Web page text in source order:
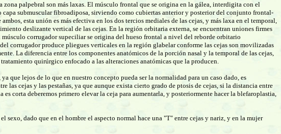
palpebral son más laxas. El músculo frontal que se origina en la gálea, interdigita con el
submuscular fibroadiposa, sirviendo como cubiertas anterior y posterior del conjunto frontal-
esta unión es más efectiva en los dos tercios mediales de las cejas, y más laxa en el temporal,
deslizante vertical de las cejas. En la región orbitaria externa, se encuentran uniones firmes
corrugador supeciliar se origina del hueso frontal a nivel del reborde orbitario
corrugador produce pliegues verticales en la región glabelar conforme las cejas son movilizadas
La diferencia entre los componentes anatómicos de la porción nasal y la temporal de las cejas,
quirúrgico enfocado a las alteraciones anatómicas que la producen.
que lejos de lo que en nuestro concepto pueda ser la normalidad para un caso dado, es
cejas y las pestañas, ya que aunque exista cierto grado de ptosis de cejas, si la distancia entre
corta deberemos primero elevar la ceja para aumentarla, y posteriormente hacer la blefaroplastia,
dado que en el hombre el aspecto normal hace una "T" entre cejas y nariz, y en la mujer